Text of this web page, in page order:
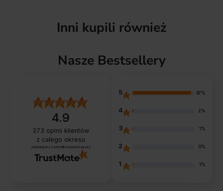
Inni kupili również
Nasze Bestsellery
4.9
373 opinii klientów
z całego okresu
zebranych i zweryfikowanych przez
5 97%
4 2%
3 1%
2 0%
1 1%